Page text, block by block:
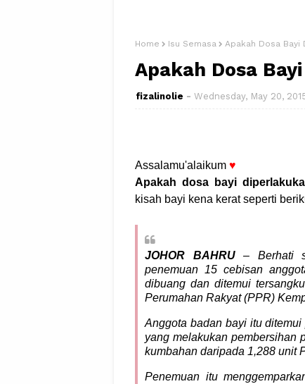
Home Isu Semasa Apakah Dosa Bayi
Apakah Dosa
fizalinolie Wednesday, May 20,
Assalamu'alaikum ♥
Apakah dosa bayi
kisah bayi kena kerat seperti
JOHOR BAHRU– Berhati
penemuan 15 cebisan
dibuang dan ditemui
Perumahan Rakyat (PPR)
Anggota badan bayi itu
yang melakukan pembersihan
kumbahan daripada 1,288 unit
Penemuan itu